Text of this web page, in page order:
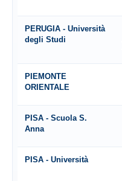
PERUGIA - Università
degli Studi
PIEMONTE
ORIENTALE
PISA - Scuola S.
Anna
PISA - Università